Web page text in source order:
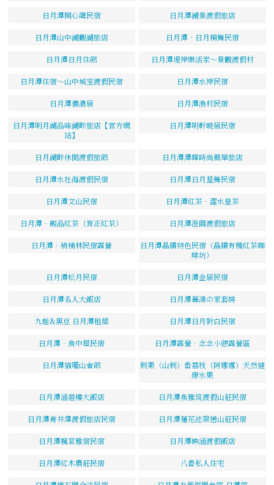
日月潭開心龍民宿 日月潭湖景渡假旅店
日月潭山中湖觀湖旅店 日月潭‧日月桐舞民宿
日月潭日月住館 日月潭堤岸樂活家～景觀渡假村
日月潭住宿～山中城宝渡假民宿 日月潭水岸民宿
日月潭儂濃居 日月潭漁村民宿
日月潭明月湖品味湖畔旅店【官方網
站】
日月潭明軒曉居民宿
日月湖畔休閒渡假旅館 日月潭潭暉時尚風華旅店
日月潭水社海渡假民宿 日月潭日月星舞民宿
日月潭文山民宿 日月潭紅茶．澀水皇茶
日月潭‧靚品紅茶（育正紅茶） 日月潭澄園渡假旅店
日月潭．梢楠林民宿露營
日月潭晶鑽特色民宿（晶鑽有機紅茶咖
啡坊）
日月潭松月民宿 日月潭金居民宿
日月潭名人大飯店 日月潭麗鴻の家套房
九蛙&黑豆 日月潭租屋 日月潭日月對白民宿
日月潭‧魚中屋民宿 日月潭露營‧念念小憩露營區
日月潭貓囒山會館
刺果（山刺）番荔枝（阿娜娜）天然健
康水果
日月潭涵碧樓大飯店 日月潭魚雅筑渡假山莊民宿
日月潭青井澤渡假旅店民宿 日月潭蓮花池翠巒山莊民宿
日月潭楓茗雅宿民宿 日月潭映涵渡假飯店
日月潭紅木農莊民宿 八番私人住宅